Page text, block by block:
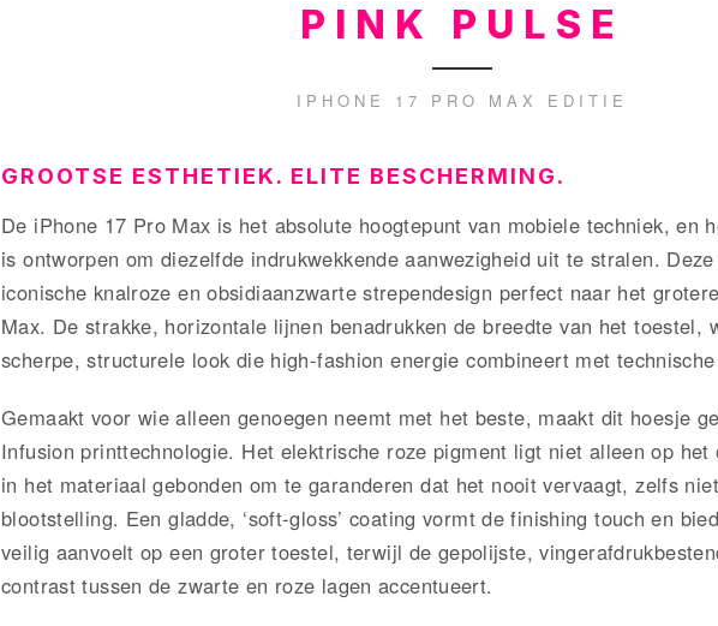
PINK PULSE
IPHONE 17 PRO MAX EDITIE
GROOTSE ESTHETIEK. ELITE BESCHERMING.
De iPhone 17 Pro Max is het absolute hoogtepunt van mobiele techniek, en
is ontworpen om diezelfde indrukwekkende aanwezigheid uit te stralen.
iconische knalroze en obsidiaanzwarte strependesign perfect naar het
Max. De strakke, horizontale lijnen benadrukken de breedte van het toestel,
scherpe, structurele look die high-fashion energie combineert met
Gemaakt voor wie alleen genoegen neemt met het beste, maakt dit hoesje
Infusion printtechnologie. Het elektrische roze pigment ligt niet alleen op
in het materiaal gebonden om te garanderen dat het nooit vervaagt, zelfs
blootstelling. Een gladde, ‘soft-gloss’ coating vormt de finishing touch en
veilig aanvoelt op een groter toestel, terwijl de gepolijste,
contrast tussen de zwarte en roze lagen accentueert.